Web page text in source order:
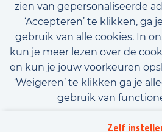
zien van gepersonaliseerde
‘Accepteren’ te klikken, ga
gebruik van alle cookies. In
kun je meer lezen over de
en kun je jouw voorkeuren
‘Weigeren’ te klikken ga je
gebruik van
Zelf
Achternaam
E-mailadres (optioneel)
Telefoonnummer (optioneel)
Algemene voorwaarden